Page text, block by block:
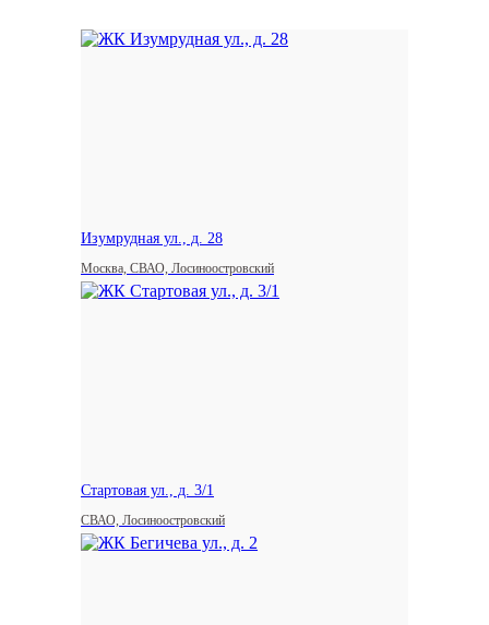
Изумрудная ул., д. 28
Москва, СВАО, Лосиноостровский
Стартовая ул., д. 3/1
СВАО, Лосиноостровский